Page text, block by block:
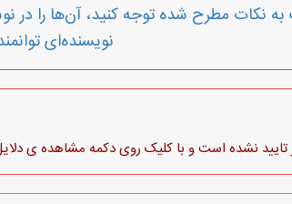
نکات مطرح شده توجه کنید، آن‌ها را در
نویسنده‌ای
نشده است و با کلیک روی دکمه مشاهده ی